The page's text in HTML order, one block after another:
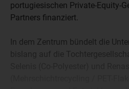
portugiesischen Private-Equity-
Partners finanziert.
In dem Zentrum bündelt die
bislang auf die